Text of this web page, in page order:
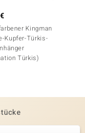
Kingman
Kupfer-Türkis-
Türkis)